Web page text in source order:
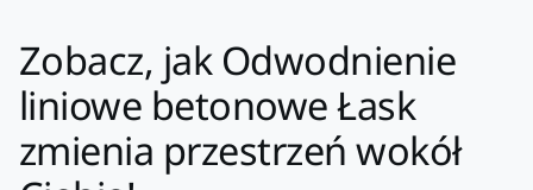
Zobacz, jak Odwodnienie
liniowe betonowe Łask
zmienia przestrzeń wokół